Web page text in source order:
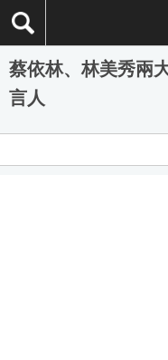
蔡依林、林美秀兩
言人